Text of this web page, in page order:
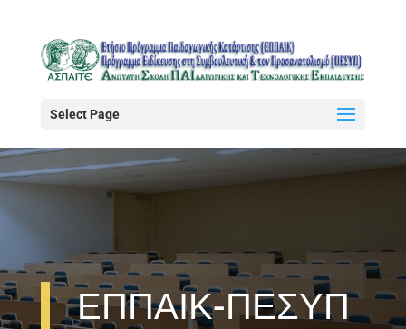
Select Page
ΕΠΠΑΙΚ-ΠΕΣΥΠ